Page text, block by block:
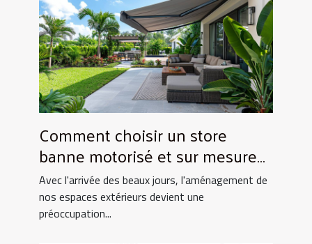
Comment choisir un store
banne motorisé et sur mesure
pour votre maison
Avec l'arrivée des beaux jours, l'aménagement de
nos espaces extérieurs devient une
préoccupation...